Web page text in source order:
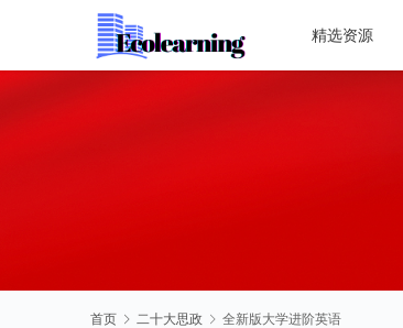
精选资源
首页 二十大思政 全新版大学进阶英语